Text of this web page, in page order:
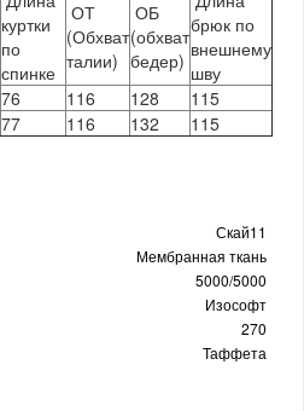
куртки
по
спинке
ОТ
(Обхват
талии)
ОБ
(обхват
бедер)
брюк по
внешнему
шву
76 116 128
115
77 116 132 115
Скай11
Мембранная ткань
5000/5000
Изософт
270
Таффета